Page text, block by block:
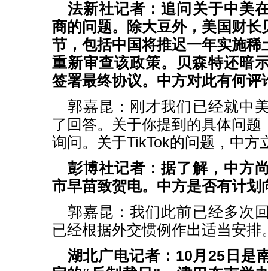
法新社记者：追问关于中美
商的问题。除大豆外，美国财长
节，包括中国将推迟一年实施稀
重新审查该政策。贝森特还暗
签署最终协议。中方对此有何评
郭嘉昆：刚才我们已经就中
了回答。关于你提到的具体问
询问。关于TikTok的问题，中方
彭博社记者：据了解，中方
市早苗致贺电。中方是否有计划
郭嘉昆：我们此前已经多次
已经根据外交惯例作出适当安排
湖北广电记者：10月25日是